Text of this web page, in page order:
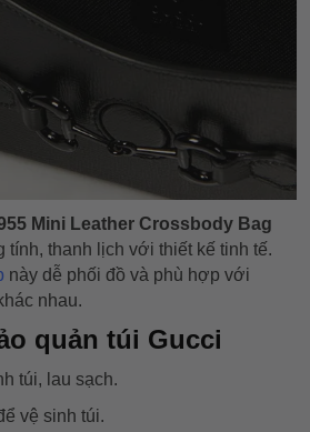
Mini Leather Crossbody Bag
tính, thanh lịch với thiết kế tinh tế.
này dễ phối đồ và phù hợp với
nhau.
quản túi Gucci
túi, lau sạch.
vệ sinh túi.